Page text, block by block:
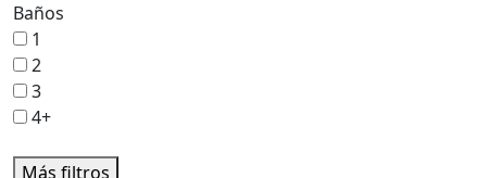
Baños
1
2
3
4+
Más filtros